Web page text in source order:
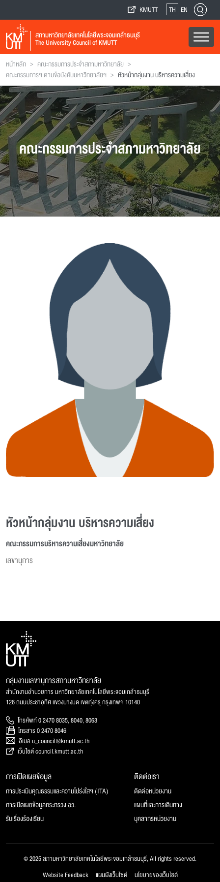
KMUTT TH EN
สภามหาวิทยาลัยเทคโนโลยีพระจอมเกล้าธนบุรี
The University Council of KMUTT
หน้าหลัก > คณะกรรมการประจำสภามหาวิทยาลัย >
คณะกรรมการฯ ตามข้อบังคับมหาวิทยาลัยฯ > หัวหน้ากลุ่มงาน บริหารความเสี่ยง
คณะกรรมการประจำสภามหาวิทยาลัย
หัวหน้ากลุ่มงาน บริหารความเสี่ยง
คณะกรรมการบริหารความเสี่ยงมหาวิทยาลัย
เลขานุการ
กลุ่มงานเลขานุการสภามหาวิทยาลัย
สำนักงานอำนวยการ มหาวิทยาลัยเทคโนโลยีพระจอมเกล้าธนบุรี
126 ถนนประชาอุทิศ แขวงบางมด เขตทุ่งครุ กรุงเทพฯ 10140
โทรศัพท์ 0 2470 8035, 8040, 8063
โทรสาร 0 2470 8046
อีเมล u_council@kmutt.ac.th
เว็บไซต์ council.kmutt.ac.th
การเปิดเผยข้อมูล
การประเมินคุณธรรมและความโปร่งใสฯ (ITA)
การเปิดเผยข้อมูลกระทรวง อว.
รับเรื่องร้องเรียน
ติดต่อเรา
ติดต่อหน่วยงาน
แผนที่และการเดินทาง
บุคลากรหน่วยงาน
© 2025 สภามหาวิทยาลัยเทคโนโลยีพระจอมเกล้าธนบุรี, All rights reserved.
Website Feedback
แผนผังเว็บไซต์ นโยบายของเว็บไซต์